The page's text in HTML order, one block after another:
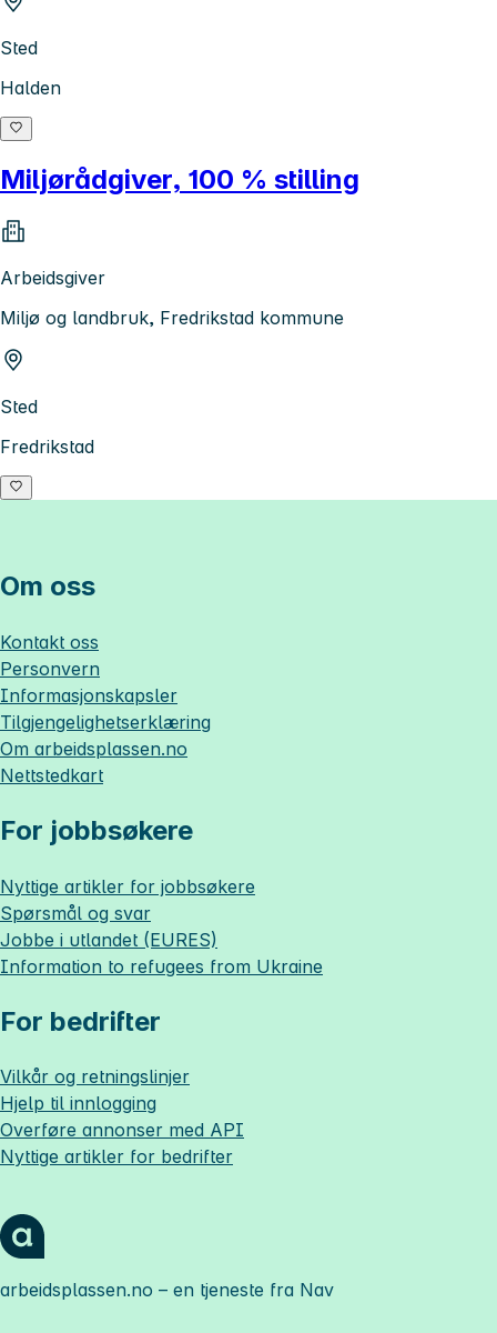
Sted
Halden
Miljørådgiver, 100 % stilling
Arbeidsgiver
Miljø og landbruk, Fredrikstad kommune
Sted
Fredrikstad
Om oss
Kontakt oss
Personvern
Informasjonskapsler
Tilgjengelighetserklæring
Om arbeidsplassen.no
Nettstedkart
For jobbsøkere
Nyttige artikler for jobbsøkere
Spørsmål og svar
Jobbe i utlandet (EURES)
Information to refugees from Ukraine
For bedrifter
Vilkår og retningslinjer
Hjelp til innlogging
Overføre annonser med API
Nyttige artikler for bedrifter
arbeidsplassen.no – en tjeneste fra Nav